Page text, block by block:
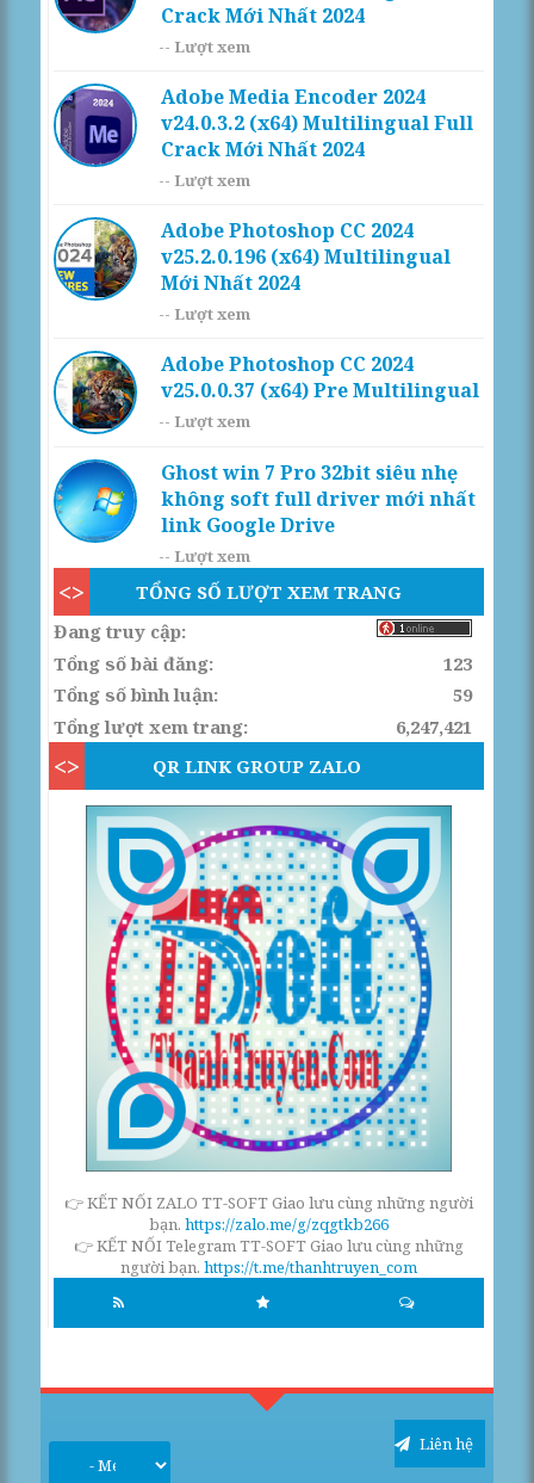
Crack Mới Nhất 2024
-- Lượt xem
Adobe Media Encoder 2024
v24.0.3.2 (x64) Multilingual Full
Crack Mới Nhất 2024
-- Lượt xem
Adobe Photoshop CC 2024
v25.2.0.196 (x64) Multilingual
Mới Nhất 2024
-- Lượt xem
Adobe Photoshop CC 2024
v25.0.0.37 (x64) Pre Multilingual
-- Lượt xem
Ghost win 7 Pro 32bit siêu nhẹ
không soft full driver mới nhất
link Google Drive
-- Lượt xem
TỔNG SỐ LƯỢT XEM TRANG
Đang truy cập:
Tổng số bài đăng:
123
Tổng số bình luận:
59
Tổng lượt xem trang:
6,247,421
QR LINK GROUP ZALO
👉 KẾT NỐI ZALO TT-SOFT Giao lưu cùng những người
bạn. https://zalo.me/g/zqgtkb266
👉 KẾT NỐI Telegram TT-SOFT Giao lưu cùng những
người bạn. https://t.me/thanhtruyen_com
Liên hệ